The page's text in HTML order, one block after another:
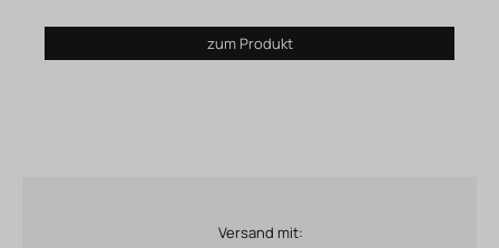
zum Produkt
Versand mit: